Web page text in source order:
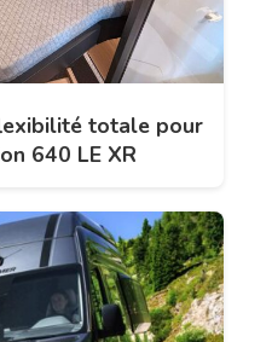
totale pour
640 LE XR